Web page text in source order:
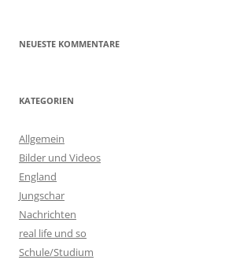
NEUESTE KOMMENTARE
KATEGORIEN
Allgemein
Bilder und Videos
England
Jungschar
Nachrichten
real life und so
Schule/Studium